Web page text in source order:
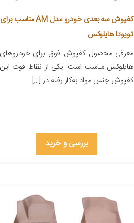
کفپوش سه بعدی خودرو مدل AM مناسب برای
تویوتا هایلوکس
معرفی محصول کفپوش فوق برای خودروهای
هایلوکس مناسب است. یکی از نقاط قوت این
کفپوش جنس مواد به‌کار رفته در […]
بررسی و خرید